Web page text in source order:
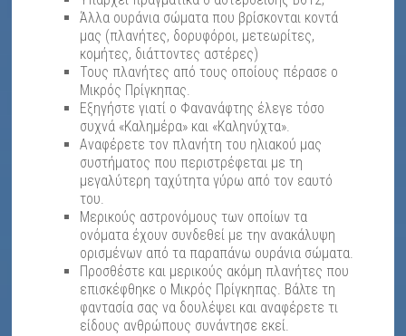
Άλλα ουράνια σώματα που βρίσκονται κοντά
μας (πλανήτες, δορυφόροι, μετεωρίτες,
κομήτες, διάττοντες αστέρες)
Τους πλανήτες από τους οποίους πέρασε ο
Μικρός Πρίγκηπας.
Εξηγήστε γιατί ο Φανανάφτης έλεγε τόσο
συχνά «Καλημέρα» και «Καληνύχτα».
Αναφέρετε τον πλανήτη του ηλιακού μας
συστήματος που περιστρέφεται με τη
μεγαλύτερη ταχύτητα γύρω από τον εαυτό
του.
Μερικούς αστρονόμους των οποίων τα
ονόματα έχουν συνδεθεί με την ανακάλυψη
ορισμένων από τα παραπάνω ουράνια σώματα.
Προσθέστε και μερικούς ακόμη πλανήτες που
επισκέφθηκε ο Μικρός Πρίγκηπας. Βάλτε τη
φαντασία σας να δουλέψει και αναφέρετε τι
είδους ανθρώπους συνάντησε εκεί.